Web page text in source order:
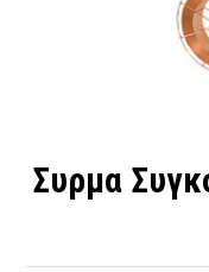
Συρμα